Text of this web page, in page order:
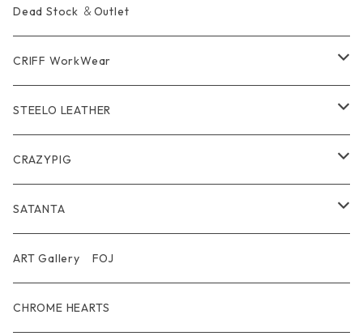
Pendant
Pierce
Wear
Belt
Buckle
Ring
Bracelet
Pendant
LongWallet
Bag
Other Belt
Dead Stock ＆Outlet
CRIFF WorkWear
Outer / アウター
Inner / Tops / トップス・インナー
T-shirt / Tシャツ
Pants / パンツ
CAP / キャップ
STEELO LEATHER
Wallet
Pouch Bag
CAP
Other
CRAZYPIG
Ring
Pendant
Bracelet
SATANTA
Wallet
Necklace
ART Gallery FOJ
CHROME HEARTS